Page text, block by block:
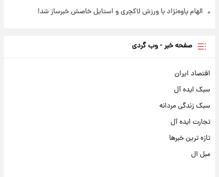
الهام پاوه‌نژاد با ورزش لاکچری و استایل خاصش خبرساز شد!
صفحه خبر - وب گردی
اقتصاد ایران
سبک ایده آل
سبک زندگی مردانه
تجارت ایده آل
تازه ترین خبرها
مبل ال